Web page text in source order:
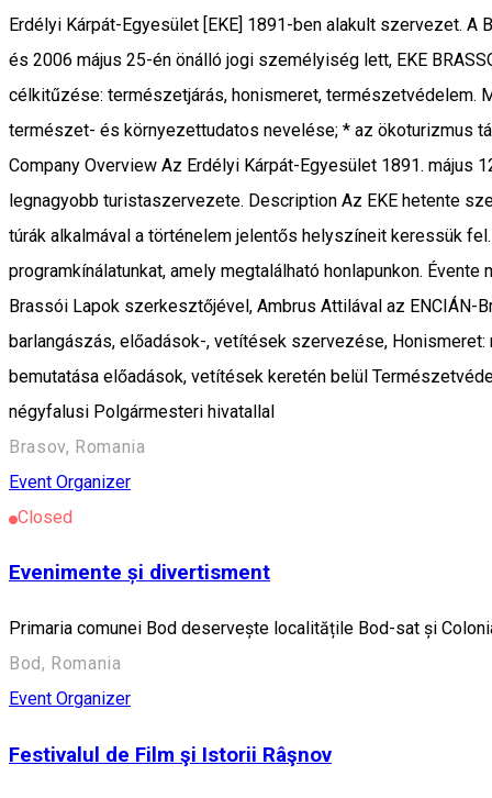
Erdélyi Kárpát-Egyesület [EKE] 1891-ben alakult szervezet.
és 2006 május 25-én önálló jogi személyiség lett, EKE
célkitűzése: természetjárás, honismeret,
természet- és környezettudatos nevelése; * az ökoturizmus
Company Overview Az Erdélyi Kárpát-Egyesület 1891.
legnagyobb turistaszervezete. Description Az EKE hetente
túrák alkalmával a történelem jelentős helyszíneit keressük
programkínálatunkat, amely megtalálható honlapunkon.
Brassói Lapok szerkesztőjével, Ambrus Attilával az ENCIÁN-
barlangászás, előadások-, vetítések szervezése,
bemutatása előadások, vetítések keretén belül
négyfalusi Polgármesteri hivatallal
Brasov, Romania
Event Organizer
Closed
Evenimente și divertisment
Primaria comunei Bod deservește localitățile Bod-sat și
Bod, Romania
Event Organizer
Festivalul de Film şi Istorii Râşnov